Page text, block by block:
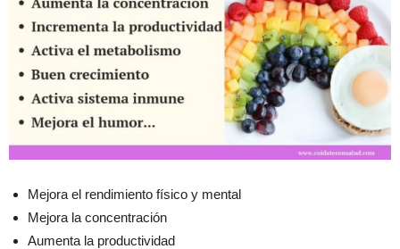
Mejora el rendimiento físico y mental
Mejora la concentración
Aumenta la productividad